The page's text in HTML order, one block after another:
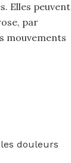
Elles peuvent
par
mouvements
douleurs